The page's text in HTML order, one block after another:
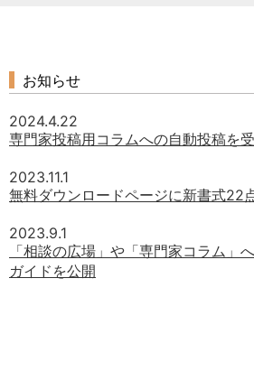
お知らせ
2024.4.22
専門家投稿用コラムへの自動投稿を
2023.11.1
無料ダウンロードページに新書式22
2023.9.1
「相談の広場」や「専門家コラム」
ガイドを公開